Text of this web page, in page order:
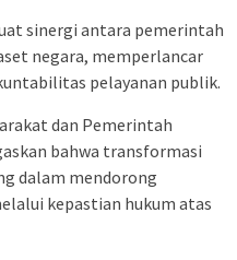
sinergi antara pemerintah
negara, memperlancar
pelayanan publik.
dan Pemerintah
bahwa transformasi
dalam mendorong
kepastian hukum atas